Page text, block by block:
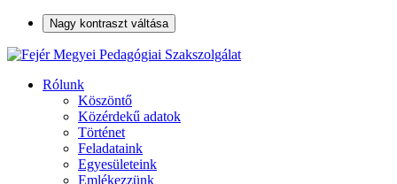
Nagy kontraszt váltása
Rólunk
Köszöntő
Közérdekű adatok
Történet
Feladataink
Egyesületeink
Emlékezzünk